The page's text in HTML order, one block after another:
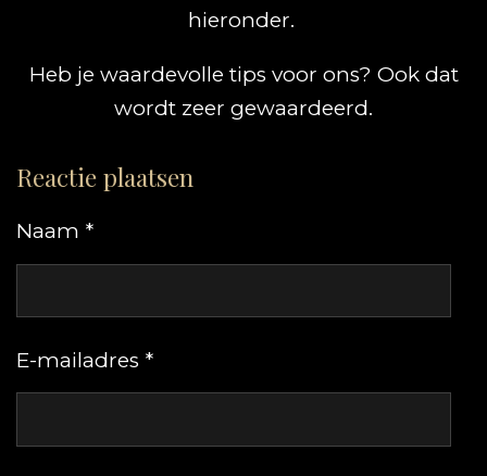
hieronder.
Heb je waardevolle tips voor ons? Ook dat
wordt zeer gewaardeerd.
Reactie plaatsen
Naam *
E-mailadres *